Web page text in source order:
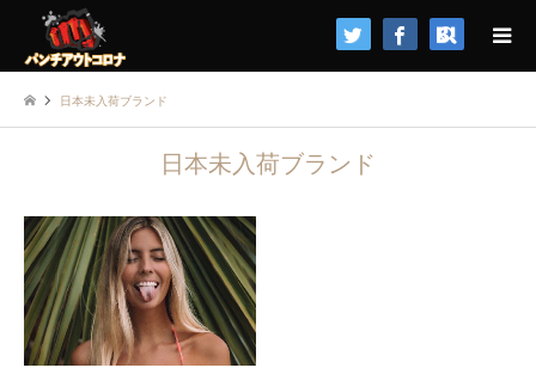
検索
日本未入荷ブランド
日本未入荷ブランド